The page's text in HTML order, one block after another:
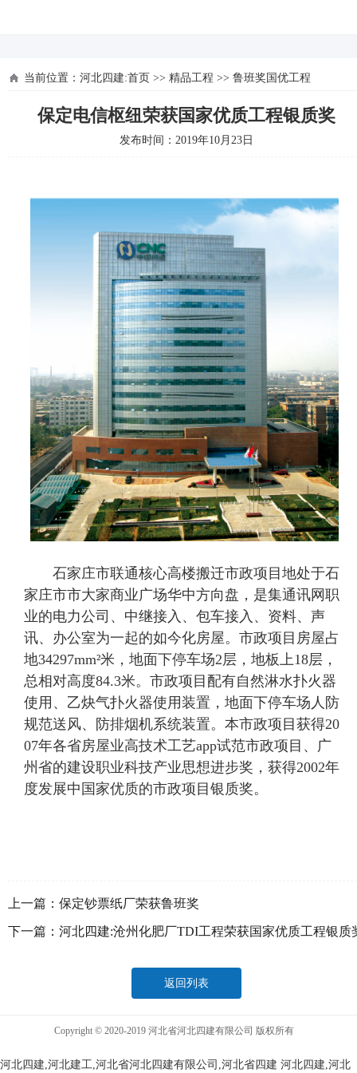
当前位置： 河北四建:首页 >> 精品工程 >> 鲁班奖国优工程
保定电信枢纽荣获国家优质工程银质奖
发布时间：2019年10月23日
石家庄市联通核心高楼搬迁市政项目地处于石
家庄市市大家商业广场华中方向盘，是集通讯网职
业的电力公司、中继接入、包车接入、资料、声
讯、办公室为一起的如今化房屋。市政项目房屋占
地34297mm²米，地面下停车场2层，地板上18层，
总相对高度84.3米。市政项目配有自然淋水扑火器
使用、乙炔气扑火器使用装置，地面下停车场人防
规范送风、防排烟机系统装置。本市政项目获得20
07年各省房屋业高技术工艺app试范市政项目、广
州省的建设职业科技产业思想进步奖，获得2002年
度发展中国家优质的市政项目银质奖。
上一篇： 保定钞票纸厂荣获鲁班奖
下一篇： 河北四建:沧州化肥厂TDI工程荣获国家优质工程银质
返回列表
Copyright © 2020-2019 河北省河北四建有限公司 版权所有
河北四建,河北建工,河北省河北四建有限公司,河北省四建 河北四建,河北